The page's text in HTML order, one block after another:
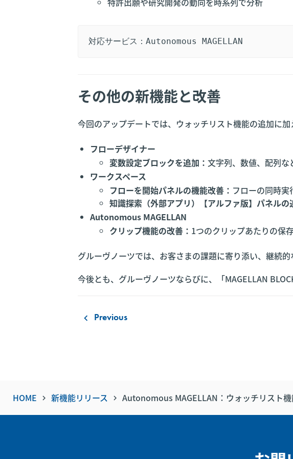
対応サービス：Autonomous MAGELLAN
その他の新機能と改善
今回のアップデートでは、ウォッチリスト機能の追加に
フローデザイナー
変数設定ブロックを追加： 文字列、数値、配列
ワークスペース
フローを開始パネルの機能改善： フローの同時
知識探索（外部アプリ）【アルファ版】パネルの
Autonomous MAGELLAN
クリップ機能の改善： 1つのクリップあたりの保
グルーヴノーツでは、お客さまの課題に寄り添い、継続
今後とも、グルーヴノーツならびに、「MAGELLAN
keyboard_arrow_left Previous
HOME keyboard_arrow_right 新機能リリース keyboard_arrow_right Autonomous MAGELLAN：ウォッチリスト